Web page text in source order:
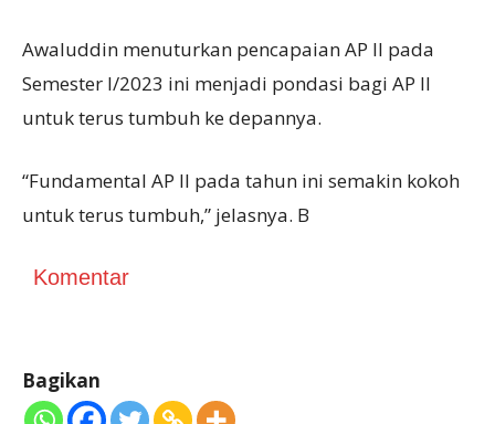
Awaluddin menuturkan pencapaian AP II pada
Semester I/2023 ini menjadi pondasi bagi AP II
untuk terus tumbuh ke depannya.
“Fundamental AP II pada tahun ini semakin kokoh
untuk terus tumbuh,” jelasnya. B
Komentar
Bagikan